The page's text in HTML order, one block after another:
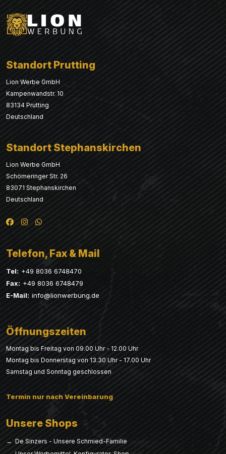
Standort Prutting
Lion Werbe GmbH
Kampenwandstr. 10
83134 Prutting
Deutschland
Standort Stephanskirchen
Lion Werbe GmbH
Schömeringer Str. 26
83071 Stephanskirchen
Deutschland
Telefon, Fax & Mail
Tel: +49 8036 6748470
Fax: +49 8036 6748479
E-Mail: info@lionwerbung.de
Öffnungszeiten
Montag bis Freitag von 09.00 Uhr - 12.00 Uhr
Montag bis Donnerstag von 13.30 Uhr - 17.00 Uhr
Samstag und Sonntag geschlossen
Termin nur nach Vereinbarung
Unsere Shops
→ De Sinzers - Unsere Schmied-Familie